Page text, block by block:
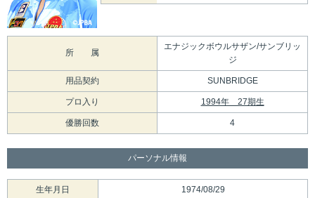
所 属
エナジックボウルサザン/サンブリッ
ジ
用品契約 SUNBRIDGE
プロ入り 1994年 27期生
優勝回数 4
パーソナル情報
生年月日 1974/08/29